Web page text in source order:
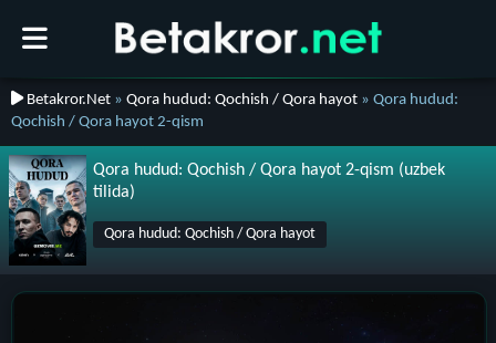
Betakror.Net » Qora hudud: Qochish / Qora hayot » Qora hudud:
Qochish / Qora hayot 2-qism
Qora hudud: Qochish / Qora hayot 2-qism (uzbek
tilida)
Qora hudud: Qochish / Qora hayot